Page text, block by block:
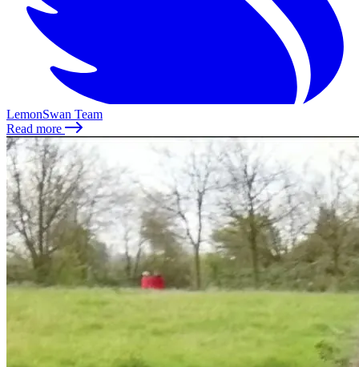
LemonSwan Team
Read more